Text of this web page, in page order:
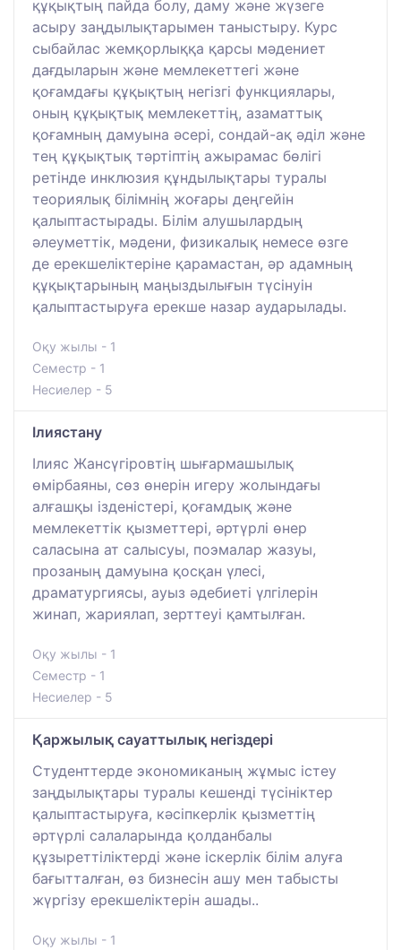
құқықтың пайда болу, даму және жүзеге
асыру заңдылықтарымен таныстыру. Курс
сыбайлас жемқорлыққа қарсы мәдениет
дағдыларын және мемлекеттегі және
қоғамдағы құқықтың негізгі функциялары,
оның құқықтық мемлекеттің, азаматтық
қоғамның дамуына әсері, сондай-ақ әділ және
тең құқықтық тәртіптің ажырамас бөлігі
ретінде инклюзия құндылықтары туралы
теориялық білімнің жоғары деңгейін
қалыптастырады. Білім алушылардың
әлеуметтік, мәдени, физикалық немесе өзге
де ерекшеліктеріне қарамастан, әр адамның
құқықтарының маңыздылығын түсінуін
қалыптастыруға ерекше назар аударылады.
Оқу жылы - 1
Семестр - 1
Несиелер - 5
Ілиястану
Ілияс Жансүгіровтің шығармашылық
өмірбаяны, сөз өнерін игеру жолындағы
алғашқы ізденістері, қоғамдық және
мемлекеттік қызметтері, әртүрлі өнер
саласына ат салысуы, поэмалар жазуы,
прозаның дамуына қосқан үлесі,
драматургиясы, ауыз әдебиеті үлгілерін
жинап, жариялап, зерттеуі қамтылған.
Оқу жылы - 1
Семестр - 1
Несиелер - 5
Қаржылық сауаттылық негіздері
Студенттерде экономиканың жұмыс істеу
заңдылықтары туралы кешенді түсініктер
қалыптастыруға, кәсіпкерлік қызметтің
әртүрлі салаларында қолданбалы
құзыреттіліктерді және іскерлік білім алуға
бағытталған, өз бизнесін ашу мен табысты
жүргізу ерекшеліктерін ашады..
Оқу жылы - 1